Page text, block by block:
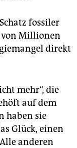
fossiler
von Millionen
direkt
mehr“, die
auf dem
haben sie
Glück, einen
anderen